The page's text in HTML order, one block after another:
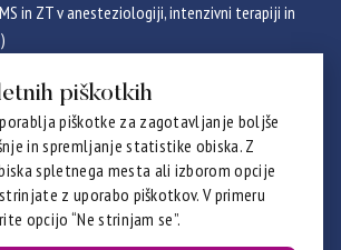
MS in ZT v anesteziologiji, intenzivni terapiji in
in ZT v pulmologiji)
piškotkih
piškotke za zagotavljanje boljše
in spremljanje statistike obiska. Z
spletnega mesta ali izborom opcije
z uporabo piškotkov. V primeru
opcijo “Ne strinjam se”.